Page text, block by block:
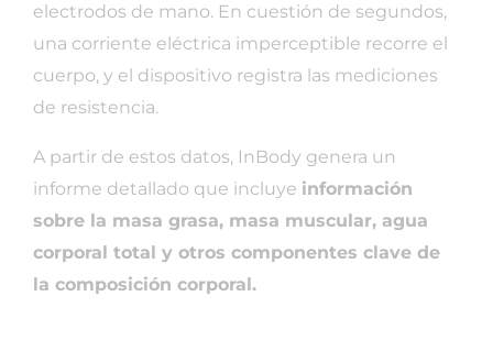
electrodos de mano. En cuestión de segundos,
una corriente eléctrica imperceptible recorre el
cuerpo, y el dispositivo registra las mediciones
de resistencia.
A partir de estos datos, InBody genera un
informe detallado que incluye información
sobre la masa grasa, masa muscular, agua
corporal total y otros componentes clave de
la composición corporal.